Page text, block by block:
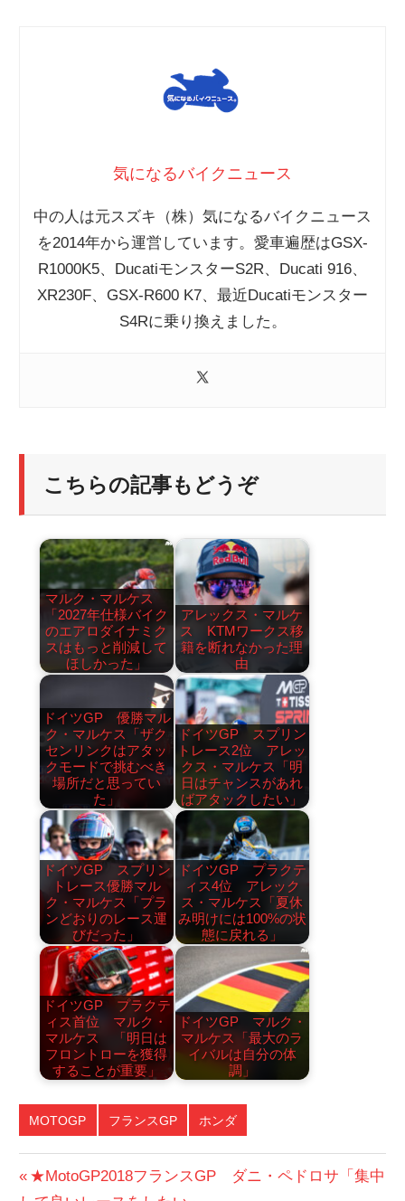
気になるバイクニュース
中の人は元スズキ（株）気になるバイクニュース
を2014年から運営しています。愛車遍歴はGSX-
R1000K5、DucatiモンスターS2R、Ducati 916、
XR230F、GSX-R600 K7、最近Ducatiモンスター
S4Rに乗り換えました。
こちらの記事もどうぞ
マルク・マルケス
「2027年仕様バイク
のエアロダイナミク
スはもっと削減して
ほしかった」
アレックス・マルケ
ス KTMワークス移
籍を断れなかった理
由
ドイツGP 優勝マル
ク・マルケス「ザク
センリンクはアタッ
クモードで挑むべき
場所だと思ってい
た」
ドイツGP スプリン
トレース2位 アレッ
クス・マルケス「明
日はチャンスがあれ
ばアタックしたい」
ドイツGP スプリン
トレース優勝マル
ク・マルケス「プラ
ンどおりのレース運
びだった」
ドイツGP プラクテ
ィス4位 アレック
ス・マルケス「夏休
み明けには100%の状
態に戻れる」
ドイツGP プラクテ
ィス首位 マルク・
マルケス 「明日は
フロントローを獲得
することが重要」
ドイツGP マルク・
マルケス「最大のラ
イバルは自分の体
調」
MOTOGP フランスGP ホンダ
投
前
★MotoGP2018フランスGP ダニ・ペドロサ「集中